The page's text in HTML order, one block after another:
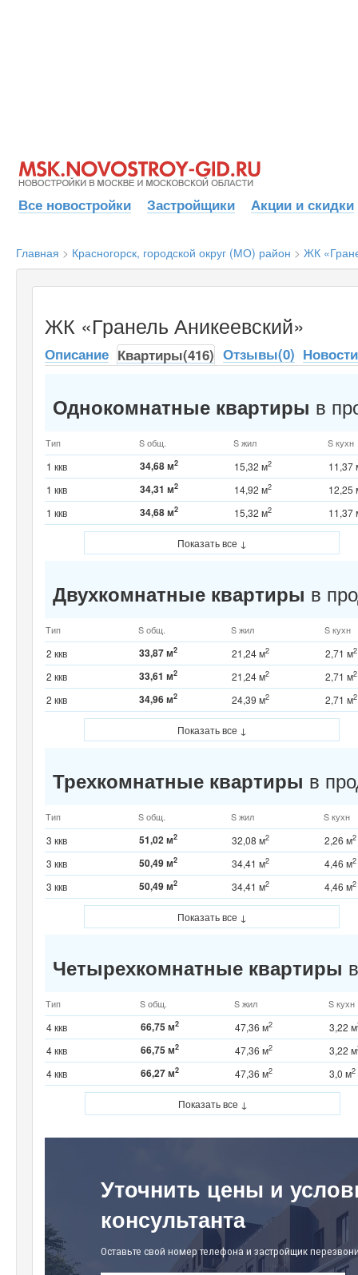
Все новостройки Застройщики Акции и скидки
Главная > Красногорск, городской округ (МО) район > ЖК
ЖК «Гранель Аникеевский»
Описание Квартиры(416) Отзывы(0)
Однокомнатные квартиры в
Тип S общ. S жил S кухн
1 ккв 34,68 м2 15,32 м2
11,37
1 ккв
34,31 м2 14,92 м2
12,25
1 ккв
34,68 м2 15,32 м2 11,37
Показать все ↓
Двухкомнатные квартиры в
Тип S общ. S жил S кухн
2 ккв 33,87 м2 21,24 м2 2,71 м2
2 ккв 33,61 м2 21,24 м2 2,71 м2
2 ккв 34,96 м2 24,39 м2 2,71 м2
Показать все ↓
Трехкомнатные квартиры в
Тип S общ. S жил S кухн
3 ккв 51,02 м2 32,08 м2 2,26 м2
3 ккв 50,49 м2 34,41 м2 4,46 м2
3 ккв 50,49 м2 34,41 м2 4,46 м2
Показать все ↓
Четырехкомнатные квартиры
Тип S общ. S жил S кухн
4 ккв 66,75 м2 47,36 м2 3,22 м
4 ккв 66,75 м2 47,36 м2 3,22 м
4 ккв 66,27 м2 47,36 м2 3,0 м2
Показать все ↓
Уточнить цены и
консультанта
Оставьте свой номер телефона и застройщик